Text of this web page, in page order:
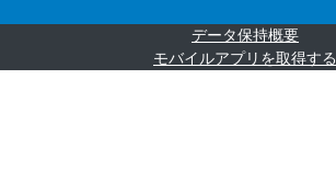
データ保持概要
モバイルアプリを取得する